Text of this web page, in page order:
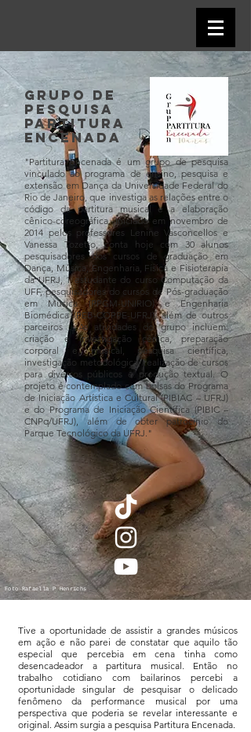
grupo de
pesquisa
partitura
encenada
"Partitura Encenada é um grupo de pesquisa
vinculado ao programa de ensino, pesquisa e
extensão em Dança da Universidade Federal do
Rio de Janeiro, que investiga as relações entre o
código da partitura musical e a elaboração
cênico-coreográfica. Iniciado em novembro de
2014 pelos professores Lenine Vasconcellos e
Vanessa Tozetto, conta hoje com 30 alunos
pesquisadores dos cursos de graduação em
Dança, Música, Engenharia, Física e Fisioterapia
da UFRJ, 1 estudante do curso Computação da
UFF, pesquisadores do cursos de Pós-graduação
em Música (PPGM-UNIRIO) e Engenharia
Biomédica (PEB-COPPE-UFRJ), além de outros
parceiros . As atividades do grupo incluem:
criação e investigação cênica, preparação
corporal e musical, pesquisa científica,
investigação metodológica, realização de cursos
para diversos públicos e produção textual. O
projeto é contemplado com bolsas do Programa
de Iniciação Artística e Cultural (PIBIAC – UFRJ)
e do Programa de Iniciação Científica (PIBIC –
CNPq/UFRJ), além de obter patrocínio do
Parque Tecnológico da UFRJ."
Foto Rafaella P Henrichs
Tive a oportunidade de assistir a grandes músicos
em ação e não parei de constatar que aquilo tão
especial que percebia em cena tinha como
desencadeador a partitura musical. Então no
trabalho cotidiano com bailarinos percebi a
oportunidade singular de pesquisar o delicado
fenômeno da performance musical por uma
perspectiva que poderia se revelar interessante e
original. Assim surgia a pesquisa Partitura Encenada.